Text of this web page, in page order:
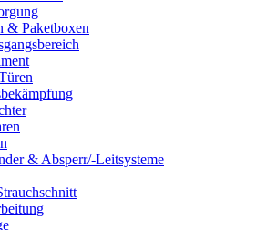
& Paketboxen
& Absperr/-Leitsysteme